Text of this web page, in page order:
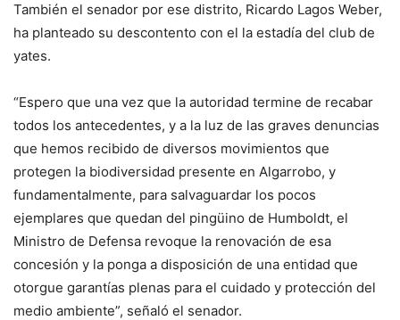
También el senador por ese distrito, Ricardo Lagos Weber,
ha planteado su descontento con el la estadía del club de
yates.
“Espero que una vez que la autoridad termine de recabar
todos los antecedentes, y a la luz de las graves denuncias
que hemos recibido de diversos movimientos que
protegen la biodiversidad presente en Algarrobo, y
fundamentalmente, para salvaguardar los pocos
ejemplares que quedan del pingüino de Humboldt, el
Ministro de Defensa revoque la renovación de esa
concesión y la ponga a disposición de una entidad que
otorgue garantías plenas para el cuidado y protección del
medio ambiente”, señaló el senador.